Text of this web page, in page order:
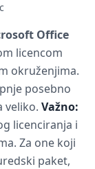
Office
licencom
okruženjima.
posebno
veliko. Važno:
licenciranja i
Za one koji
paket,